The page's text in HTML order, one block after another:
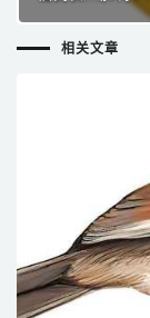
相关文章